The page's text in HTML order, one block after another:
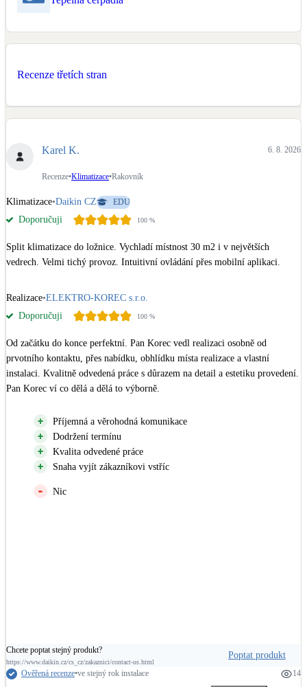
Pouze velké BESS
Stínicí technika
Rekuperace tepla odpadní vody
Doplňkové zdroje vytápění
Vnitřní i venkovní
Retence deštové vody
Zelená střecha
Vegetační střechy
Recenze třetích stran
Karel K. 6. 8. 2026
Recenze•Klimatizace•Rakovník
Klimatizace•Daikin CZ EDU
Doporučuji 100 %
Split klimatizace do ložnice. Vychladí místnost 30 m2 i v největších
vedrech. Velmi tichý provoz. Intuitivní ovládání přes mobilní aplikaci.
Realizace•ELEKTRO-KOREC s.r.o.
Doporučuji
100 %
Od začátku do konce perfektní. Pan Korec vedl realizaci osobně od
prvotního kontaktu, přes nabídku, obhlídku místa realizace a vlastní
instalaci. Kvalitně odvedená práce s důrazem na detail a estetiku provedení.
Pan Korec ví co dělá a dělá to výborně.
Příjemná a věrohodná komunikace
Dodržení termínu
Kvalita odvedené práce
Snaha vyjít zákazníkovi vstříc
Nic
Chcete poptat stejný produkt?
https://www.daikin.cz/cs_cz/zakaznici/contact-us.html
Poptat produkt
Ověřená recenze•ve stejný rok instalace 14